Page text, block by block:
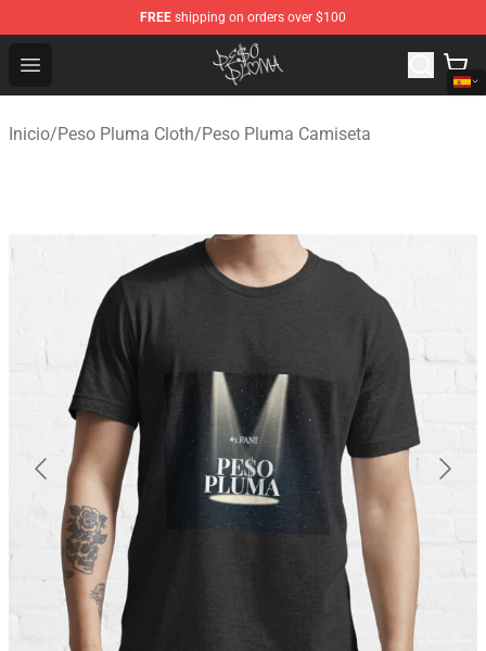
FREE shipping on orders over $100
Open menu
Peso Pluma Store - Official Peso Pluma Merchandise
Inicio/Peso Pluma Cloth/Peso Pluma Camiseta